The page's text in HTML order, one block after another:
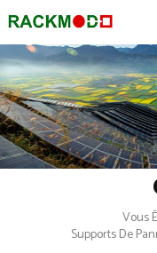
Vous
Supports De